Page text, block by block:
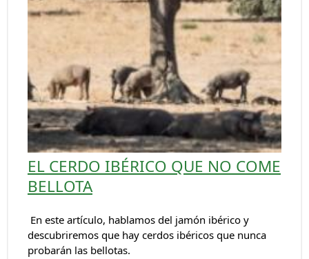
EL CERDO IBÉRICO QUE NO COME
BELLOTA
En este artículo, hablamos del jamón ibérico y
descubriremos que hay cerdos ibéricos que nunca
probarán las bellotas.